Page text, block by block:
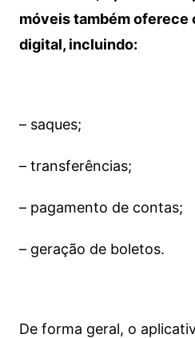
móveis também oferece
digital, incluindo:
– saques;
– transferências;
– pagamento de contas;
– geração de boletos.
De forma geral, o